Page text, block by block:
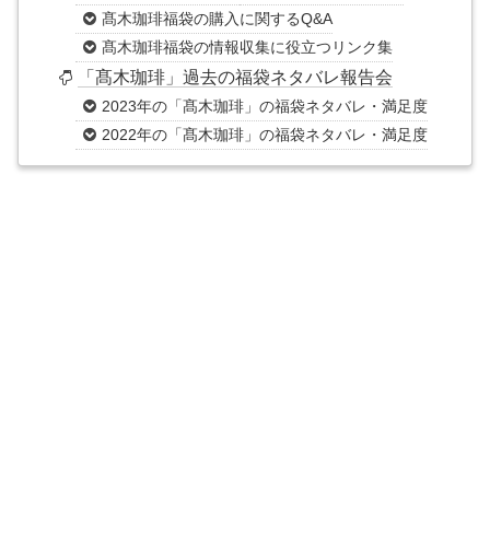
髙木珈琲福袋の購入に関するQ&A
髙木珈琲福袋の情報収集に役立つリンク集
「髙木珈琲」過去の福袋ネタバレ報告会
2023年の「髙木珈琲」の福袋ネタバレ・満足度
2022年の「髙木珈琲」の福袋ネタバレ・満足度